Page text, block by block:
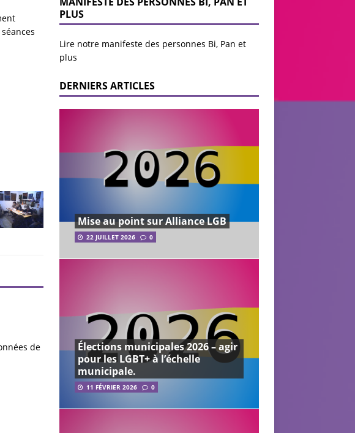
de
PLUS
Lire notre manifeste des personnes Bi, Pan et
plus
DERNIERS ARTICLES
Mise au point sur Alliance LGB
22 JUILLET 2026 0
Élections municipales 2026 – agir
pour les LGBT+ à l’échelle
municipale.
11 FÉVRIER 2026 0